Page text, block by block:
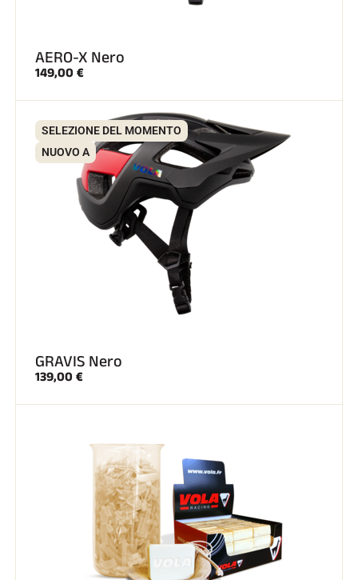
AERO-X Nero
149,00 €
SELEZIONE DEL MOMENTO
NUOVO A
GRAVIS Nero
139,00 €